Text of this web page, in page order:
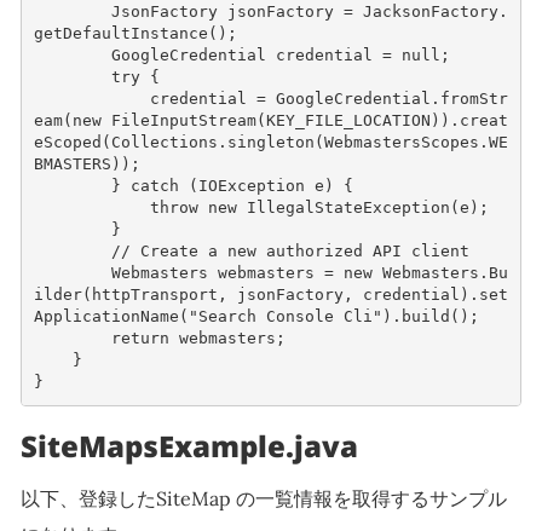
JsonFactory
jsonFactory = JacksonFactory.
getDefaultInstance ();
GoogleCredential
credential = null ;
try
{
credential = GoogleCredential . fromStr
eam( new FileInputStream( KEY_FILE_LOCATION )). creat
eScoped ( Collections . singleton ( WebmastersScopes . WE
BMASTERS ));
}
catch ( IOException e )
{
throw
new IllegalStateException ( e );
}
// Create a new authorized API client
Webmasters webmasters = new Webmasters . Bu
ilder( httpTransport , jsonFactory, credential ). set
ApplicationName ( "Search Console Cli" ). build ();
return webmasters ;
}
}
SiteMapsExample.java
以下、登録したSiteMap の一覧情報を取得するサンプル